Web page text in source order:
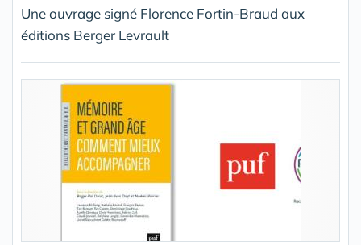
Une ouvrage signé Florence Fortin-Braud aux
éditions Berger Levrault